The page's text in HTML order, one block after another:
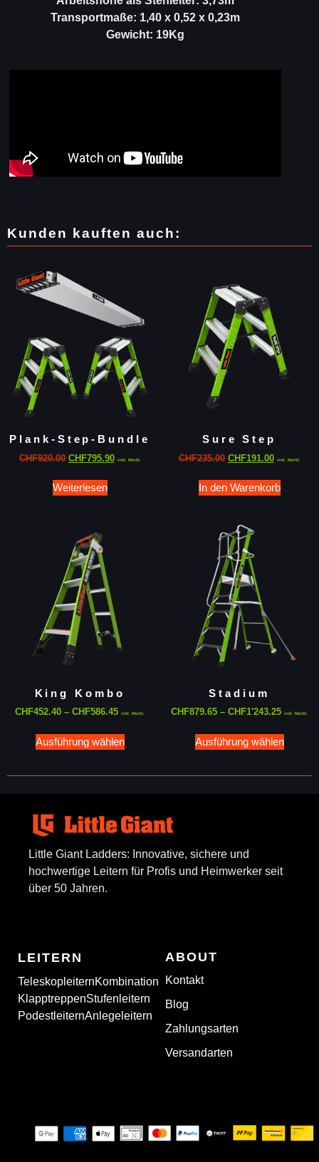
Transportmaße: 1,40 x 0,52 x 0,23m
Gewicht: 19Kg
Kunden kauften auch:
Plank-Step-Bundle
CHF920.00 CHF795.90 inkl. MwSt.
Weiterlesen
Sure Step
CHF235.00 CHF191.00 inkl. MwSt.
In den Warenkorb
King Kombo
CHF452.40 – CHF586.45 inkl. MwSt.
Ausführung wählen
Stadium
CHF879.65 – CHF1'243.25 inkl. MwSt.
Ausführung wählen
Little Giant Ladders: Innovative, sichere und
hochwertige Leitern für Profis und Heimwerker seit
über 50 Jahren.
LEITERN
TeleskopleiternKombination
KlapptreppenStufenleitern
PodestleiternAnlegeleitern
ABOUT
Kontakt
Blog
Zahlungsarten
Versandarten